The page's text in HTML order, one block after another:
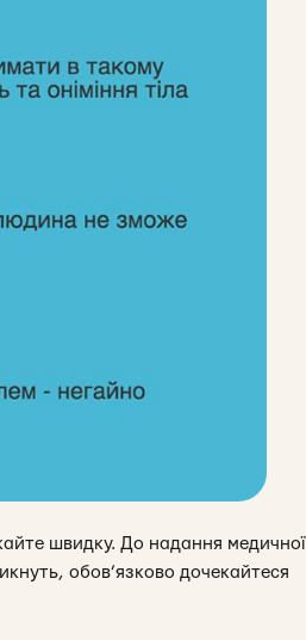
швидку. До надання медичної
обов’язково дочекайтеся